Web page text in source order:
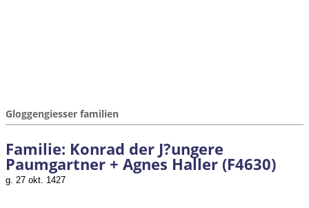
Gloggengiesser familien
Familie: Konrad der J?ungere
Paumgartner + Agnes Haller (F4630)
g. 27 okt. 1427